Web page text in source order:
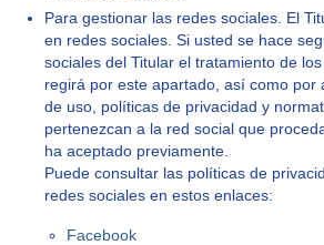
Para gestionar las redes sociales. El
en redes sociales. Si usted se hace
sociales del Titular el tratamiento de
regirá por este apartado, así como por
de uso, políticas de privacidad y
pertenezcan a la red social que
ha aceptado previamente.
Puede consultar las políticas de
redes sociales en estos enlaces:
Facebook